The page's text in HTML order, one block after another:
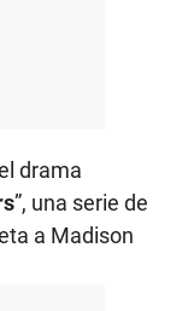
drama
”, una serie de
a Madison